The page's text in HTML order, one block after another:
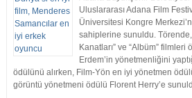
Uluslararası Adana Film
Üniversitesi Kongre
sahiplerine sunuldu. Törende,
Kanatları” ve “Albüm”
Erdem’in yönetmenliğini
ödülünü alırken, Film-Yön en iyi yönetmen
görüntü yönetmeni ödülü Florent Herry’e